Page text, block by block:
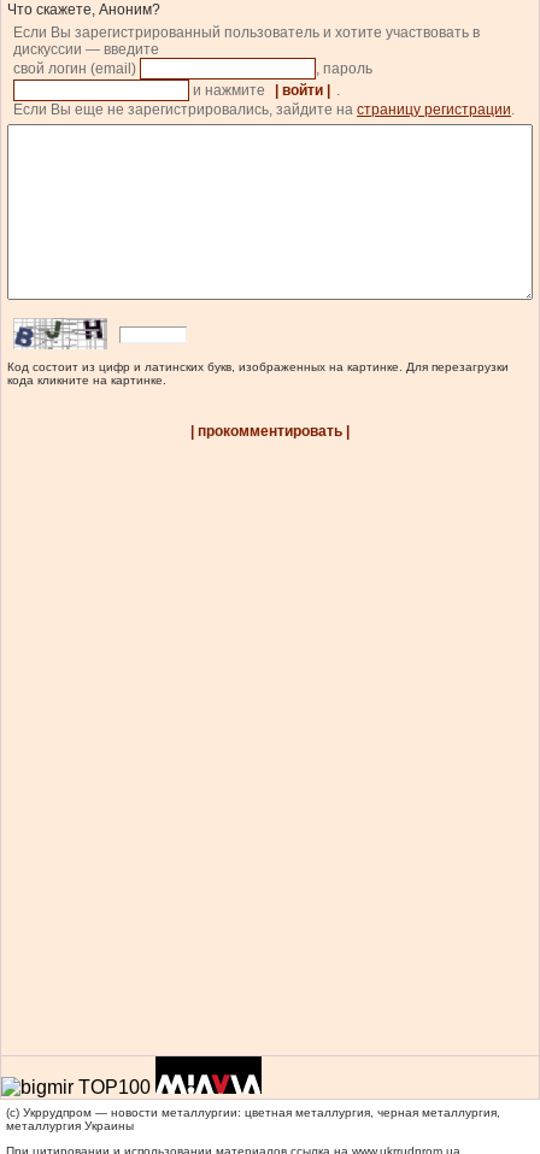
Что скажете, Аноним?
Если Вы зарегистрированный пользователь и хотите участвовать в
дискуссии — введите
свой логин (email)
, пароль
и нажмите
| войти |
.
Если Вы еще не зарегистрировались, зайдите на страницу регистрации.
Код состоит из цифр и латинских букв, изображенных на картинке. Для перезагрузки
кода кликните на картинке.
| прокомментировать |
(c) Укррудпром — новости металлургии: цветная металлургия, черная металлургия,
металлургия Украины
При цитировании и использовании материалов ссылка на www.ukrrudprom.ua